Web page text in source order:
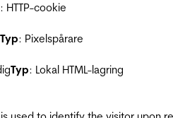
: HTTP-cookie
Typ: Pixelspårare
Typ: Lokal HTML-lagring